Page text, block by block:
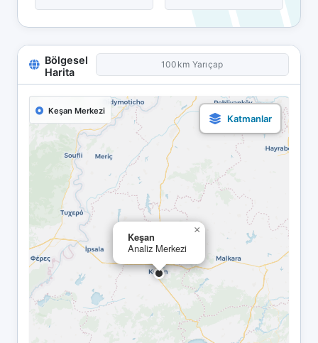
Bölgesel
Harita
100km Yarıçap
Keşan
Analiz Merkezi
×
Keşan Merkezi